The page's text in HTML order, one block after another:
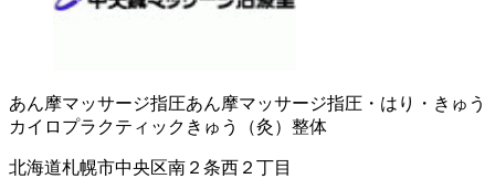
あん摩マッサージ指圧あん摩マッサージ指圧・はり・きゅう
カイロプラクティック きゅう（灸） 整体
北海道札幌市中央区南２条西２丁目